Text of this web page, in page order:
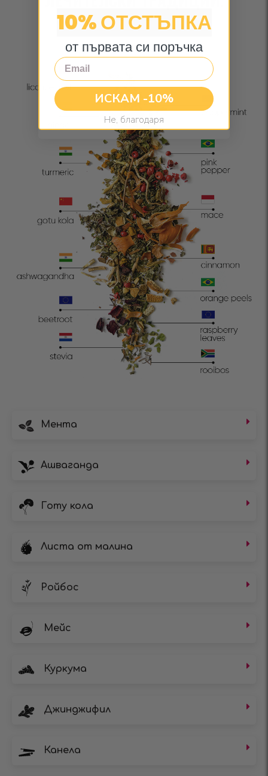
Мента
Ашваганда
Готу кола
Листа от малина
Ройбос
Мейс
Куркума
Джинджифил
Канела
10% ОТСТЪПКА
от първата си поръчка
Email
ИСКАМ -10%
Не, благодаря